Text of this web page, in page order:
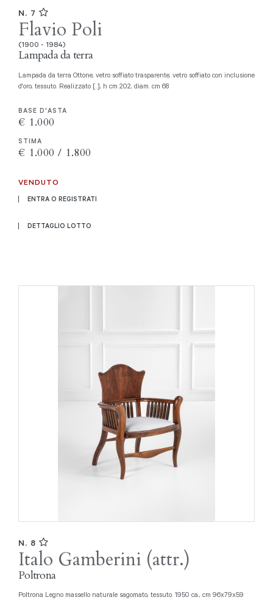
N. 7
Flavio Poli
(1900 - 1984)
Lampada da terra
Lampada da terra Ottone, vetro soffiato trasparente, vetro soffiato con inclusione
d'oro, tessuto. Realizzato [..], h cm 202, diam. cm 68
BASE D'ASTA
€ 1.000
STIMA
€ 1.000 / 1.800
VENDUTO
ENTRA O REGISTRATI
DETTAGLIO LOTTO
N. 8
Italo Gamberini (attr.)
Poltrona
Poltrona Legno massello naturale sagomato, tessuto. 1950 ca., cm 96x79x59